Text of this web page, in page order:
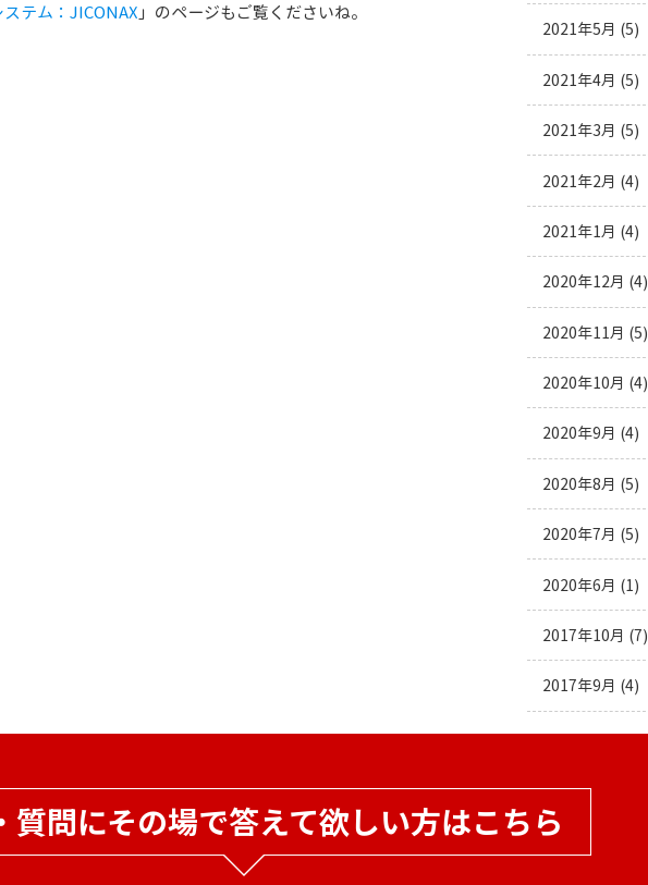
テム：JICONAX 」のページもご覧くださいね。
2021年5月 (5)
2021年4月 (5)
2021年3月 (5)
2021年2月 (4)
2021年1月 (4)
2020年12月 (4)
2020年11月 (5)
2020年10月 (4)
2020年9月 (4)
2020年8月 (5)
2020年7月 (5)
2020年6月 (1)
2017年10月 (7)
2017年9月 (4)
質問にその場で答えて欲しい方はこちら